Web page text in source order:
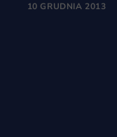
10 GRUDNIA 2013